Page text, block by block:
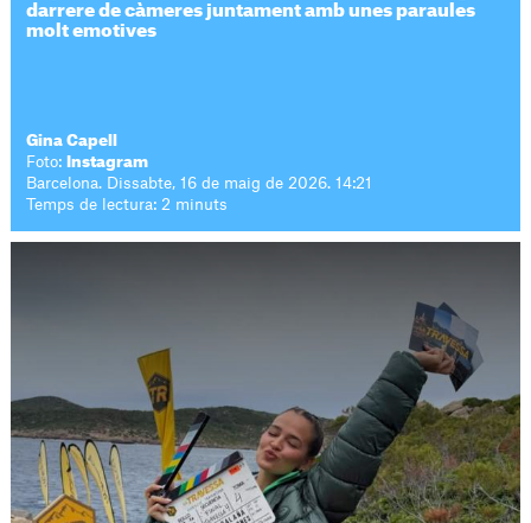
darrere de càmeres juntament amb unes paraules
molt emotives
Gina Capell
Foto:
Instagram
Barcelona. Dissabte, 16 de maig de 2026. 14:21
Temps de lectura: 2 minuts